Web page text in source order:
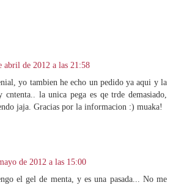
abril de 2012 a las 21:58
yo tambien he echo un pedido ya aqui y la
cntenta.. la unica pega es qe trde demasiado,
jaja. Gracias por la informacion :) muaka!
de 2012 a las 15:00
el gel de menta, y es una pasada... No me